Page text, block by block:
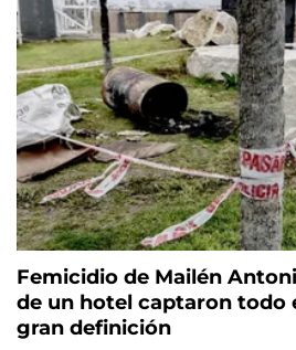
Femicidio de Mailén
de un hotel captaron todo
gran definición